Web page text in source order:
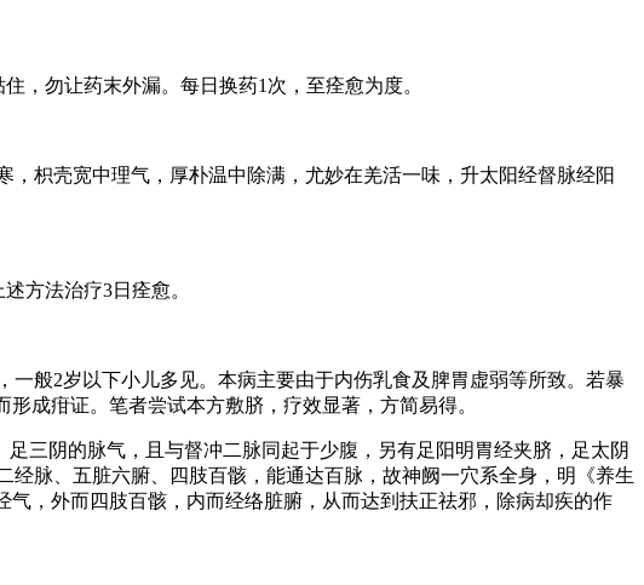
，勿让药末外漏。每日换药1次，至痊愈为度。
枳壳宽中理气，厚朴温中除满，尤妙在羌活一味，升太阳经督脉经阳
方法治疗3日痊愈。
般2岁以下小儿多见。本病主要由于内伤乳食及脾胃虚弱等所致。若暴
成疳证。笔者尝试本方敷脐，疗效显著，方简易得。
三阴的脉气，且与督冲二脉同起于少腹，另有足阳明胃经夹脐，足太阴
脉、五脏六腑、四肢百骸，能通达百脉，故神阙一穴系全身，明《养生
，外而四肢百骸，内而经络脏腑，从而达到扶正祛邪，除病却疾的作